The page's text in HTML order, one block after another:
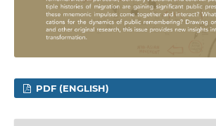
PDF (ENGLISH)